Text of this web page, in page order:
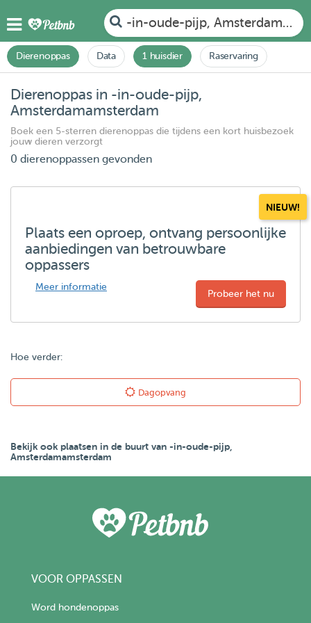
-in-oude-pijp,
Dierenoppas Data 1 huisdier Raservaring
Dierenoppas in -in-oude-pijp,
Amsterdamamsterdam
Boek een 5-sterren dierenoppas die tijdens een kort huisbezoek
jouw dieren verzorgt
0 dierenoppassen gevonden
NIEUW!
Plaats een oproep, ontvang persoonlijke
aanbiedingen van betrouwbare
oppassers
Meer informatie
Probeer het nu
Hoe verder:
Dagopvang
Bekijk ook plaatsen in de buurt van -in-oude-pijp,
Amsterdamamsterdam
VOOR OPPASSEN
Word hondenoppas